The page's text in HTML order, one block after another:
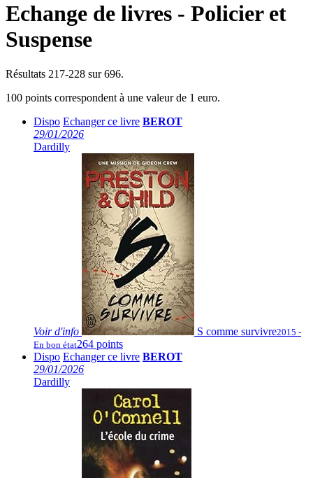
Echange de livres - Policier et
Suspense
Résultats 217-228 sur 696.
100 points correspondent à une valeur de 1 euro.
Dispo Echanger ce livre BEROT
29/01/2026
Dardilly
Voir d'info S comme survivre2015 -
En bon état264 points
Dispo Echanger ce livre BEROT
29/01/2026
Dardilly